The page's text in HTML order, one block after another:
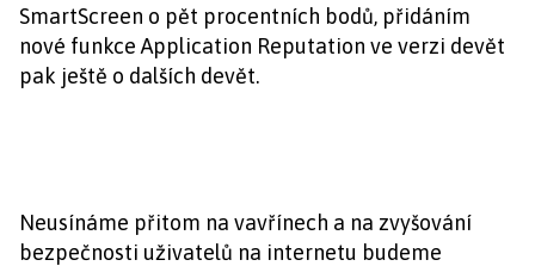
SmartScreen o pět procentních bodů, přidáním
nové funkce Application Reputation ve verzi devět
pak ještě o dalších devět.
Neusínáme přitom na vavřínech a na zvyšování
bezpečnosti uživatelů na internetu budeme